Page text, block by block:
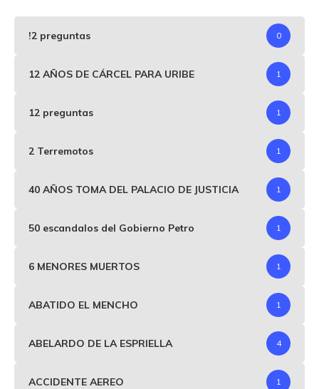
!2 preguntas 0
12 AÑOS DE CÁRCEL PARA URIBE 1
12 preguntas 1
2 Terremotos 1
40 AÑOS TOMA DEL PALACIO DE JUSTICIA 1
50 escandalos del Gobierno Petro 1
6 MENORES MUERTOS 1
ABATIDO EL MENCHO 1
ABELARDO DE LA ESPRIELLA 4
ACCIDENTE AEREO 1